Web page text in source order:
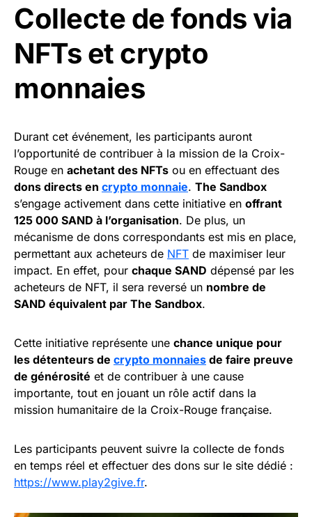
Collecte de fonds via
NFTs et crypto
monnaies
Durant cet événement, les participants auront
l’opportunité de contribuer à la mission de la Croix-
Rouge en achetant des NFTs ou en effectuant des
dons directs en crypto monnaie. The Sandbox
s’engage activement dans cette initiative en offrant
125 000 SAND à l’organisation. De plus, un
mécanisme de dons correspondants est mis en place,
permettant aux acheteurs de NFT de maximiser leur
impact. En effet, pour chaque SAND dépensé par les
acheteurs de NFT, il sera reversé un nombre de
SAND équivalent par The Sandbox.
Cette initiative représente une chance unique pour
les détenteurs de crypto monnaies de faire preuve
de générosité et de contribuer à une cause
importante, tout en jouant un rôle actif dans la
mission humanitaire de la Croix-Rouge française.
Les participants peuvent suivre la collecte de fonds
en temps réel et effectuer des dons sur le site dédié :
https://www.play2give.fr.